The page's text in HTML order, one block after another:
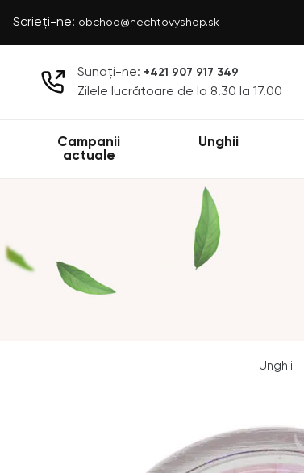
Scrieți-ne: obchod@nechtovyshop.sk
Sunați-ne: +421 907 917 349
Zilele lucrătoare de la 8.30 la 17.00
Campanii
actuale
Unghii
Unghii